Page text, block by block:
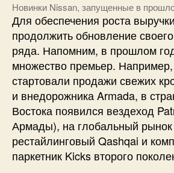
Новинки Nissan, запущенные в
Для обеспечения роста
продолжить обновление
ряда. Напомним, в прошлом
множество премьер.
стартовали продажи свежих
и внедорожника Armada, в
Востока появился вездеход
Армады), на глобальный
рестайлинговый Qashqai и
паркетник Kicks второго